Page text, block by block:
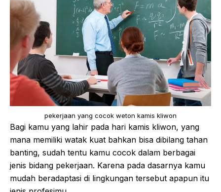
pekerjaan yang cocok weton kamis kliwon
Bagi kamu yang lahir pada hari kamis kliwon, yang
mana memiliki watak kuat bahkan bisa dibilang tahan
banting, sudah tentu kamu cocok dalam berbagai
jenis bidang pekerjaan. Karena pada dasarnya kamu
mudah beradaptasi di lingkungan tersebut apapun itu